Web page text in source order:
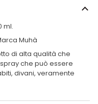
ml.
Muhà
di alta qualità che
che può essere
divani, veramente